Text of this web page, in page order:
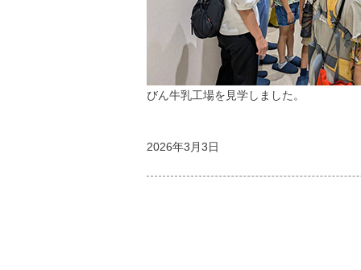
びん牛乳工場を見学しました。
2026年3月3日